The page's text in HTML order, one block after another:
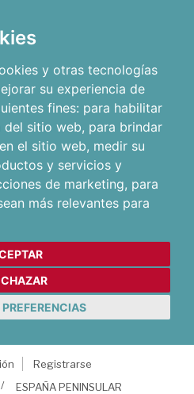
y otras tecnologías
su experiencia de
fines: para habilitar
del sitio web, para brindar
el sitio web, medir su
y servicios y
de marketing, para
más relevantes para
Registrarse
ESPAÑA PENINSULAR